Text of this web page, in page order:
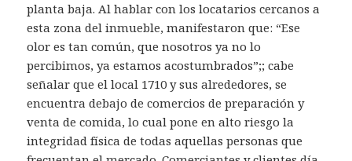
planta baja. Al hablar con los locatarios cercanos a
esta zona del inmueble, manifestaron que: “Ese
olor es tan común, que nosotros ya no lo
percibimos, ya estamos acostumbrados”;; cabe
señalar que el local 1710 y sus alrededores, se
encuentra debajo de comercios de preparación y
venta de comida, lo cual pone en alto riesgo la
integridad física de todas aquellas personas que